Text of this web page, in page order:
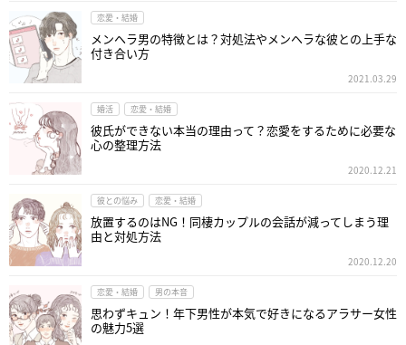
恋愛・結婚
メンヘラ男の特徴とは？対処法やメンヘラな彼との上手な
付き合い方
2021.03.29
婚活 恋愛・結婚
彼氏ができない本当の理由って？恋愛をするために必要な
心の整理方法
2020.12.21
彼との悩み 恋愛・結婚
放置するのはNG！同棲カップルの会話が減ってしまう理
由と対処方法
2020.12.20
恋愛・結婚 男の本音
思わずキュン！年下男性が本気で好きになるアラサー女性
の魅力5選